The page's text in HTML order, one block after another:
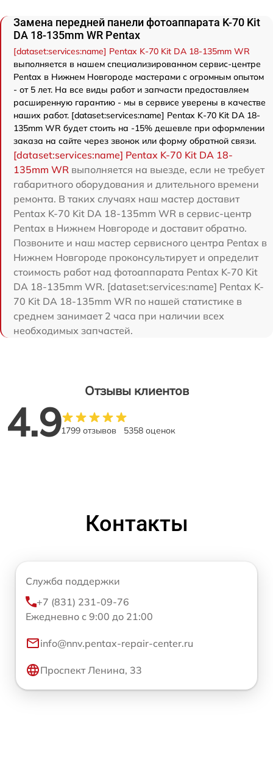
Замена передней панели фотоаппарата K-70 Kit
DA 18-135mm WR Pentax
[dataset:services:name] Pentax K-70 Kit DA 18-135mm WR
выполняется в нашем специализированном сервис-центре
Pentax в Нижнем Новгороде мастерами с огромным опытом
- от 5 лет. На все виды работ и запчасти предоставляем
расширенную гарантию - мы в сервисе уверены в качестве
наших работ. [dataset:services:name] Pentax K-70 Kit DA 18-
135mm WR будет стоить на -15% дешевле при оформлении
заказа на сайте через звонок или форму обратной связи.
[dataset:services:name] Pentax K-70 Kit DA 18-
135mm WR выполняется на выезде, если не требует
габаритного оборудования и длительного времени
ремонта. В таких случаях наш мастер доставит
Pentax K-70 Kit DA 18-135mm WR в сервис-центр
Pentax в Нижнем Новгороде и доставит обратно.
Позвоните и наш мастер сервисного центра Pentax в
Нижнем Новгороде проконсультирует и определит
стоимость работ над фотоаппарата Pentax K-70 Kit
DA 18-135mm WR. [dataset:services:name] Pentax K-
70 Kit DA 18-135mm WR по нашей статистике в
среднем занимает 2 часа при наличии всех
необходимых запчастей.
Отзывы клиентов
4.91799 отзывов 5358 оценок
Контакты
Служба поддержки
+7 (831) 231-09-76
Ежедневно с 9:00 до 21:00
info@nnv.pentax-repair-center.ru
Проспект Ленина, 33